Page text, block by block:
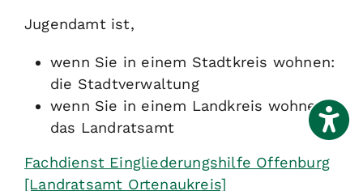
Jugendamt ist,
wenn Sie in einem Stadtkreis wohnen:
die Stadtverwaltung
wenn Sie in einem Landkreis wohnen:
das Landratsamt
Fachdienst Eingliederungshilfe Offenburg
[Landratsamt Ortenaukreis]